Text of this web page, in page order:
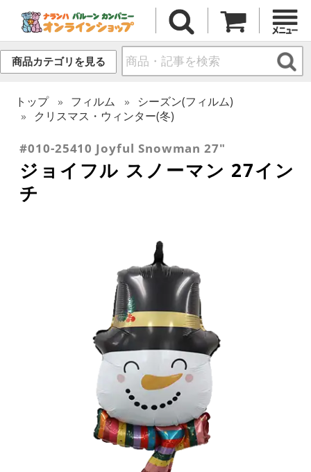
商品カテゴリを見る
トップ フィルム
シーズン(フィルム)
クリスマス・ウィンター(冬)
#010-25410 Joyful Snowman 27"
ジョイフル スノーマン 27イン
チ